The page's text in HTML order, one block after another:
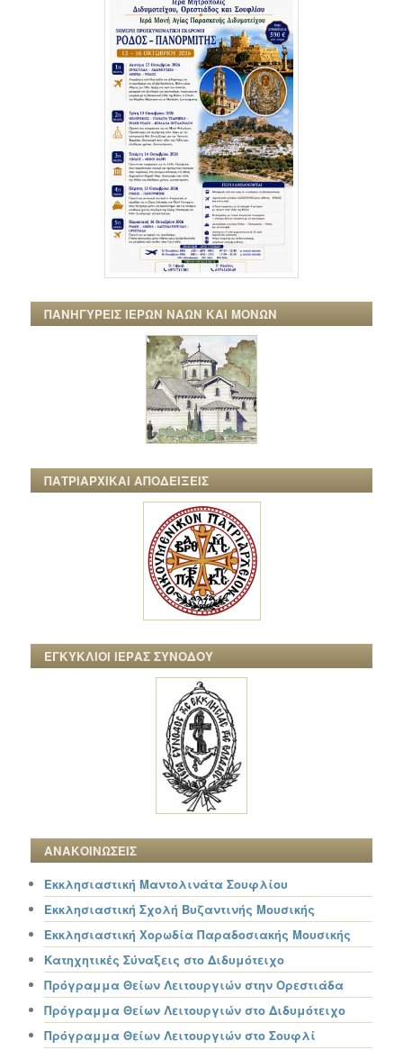
ΠΑΝΗΓΥΡΕΙΣ ΙΕΡΩΝ ΝΑΩΝ ΚΑΙ ΜΟΝΩΝ
ΠΑΤΡΙΑΡΧΙΚΑΙ ΑΠΟΔΕΙΞΕΙΣ
ΕΓΚΥΚΛΙΟΙ ΙΕΡΑΣ ΣΥΝΟΔΟΥ
ΑΝΑΚΟΙΝΩΣΕΙΣ
Εκκλησιαστική Μαντολινάτα Σουφλίου
Εκκλησιαστική Σχολή Βυζαντινής Μουσικής
Εκκλησιαστική Χορωδία Παραδοσιακής Μουσικής
Κατηχητικές Σύναξεις στο Διδυμότειχο
Πρόγραμμα Θείων Λειτουργιών στην Ορεστιάδα
Πρόγραμμα Θείων Λειτουργιών στο Διδυμότειχο
Πρόγραμμα Θείων Λειτουργιών στο Σουφλί